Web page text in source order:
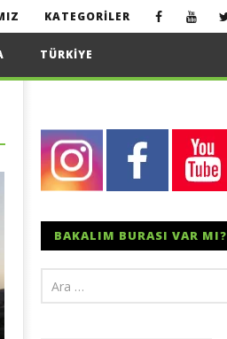
KATEGORILER
TÜRKIYE
BAKALIM BURASI VAR MI?